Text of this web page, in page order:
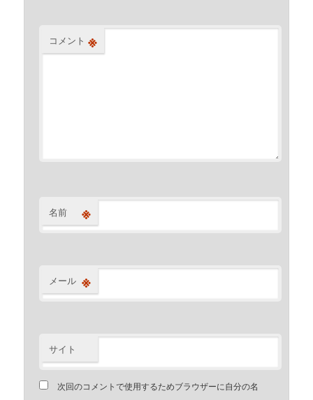
コメント ※
名前 ※
メール ※
サイト
次回のコメントで使用するためブラウザーに自分の名